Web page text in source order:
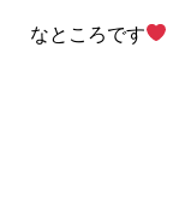
なところです